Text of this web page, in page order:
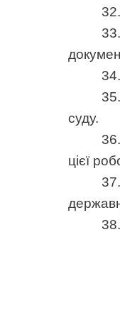
суду.
цієї